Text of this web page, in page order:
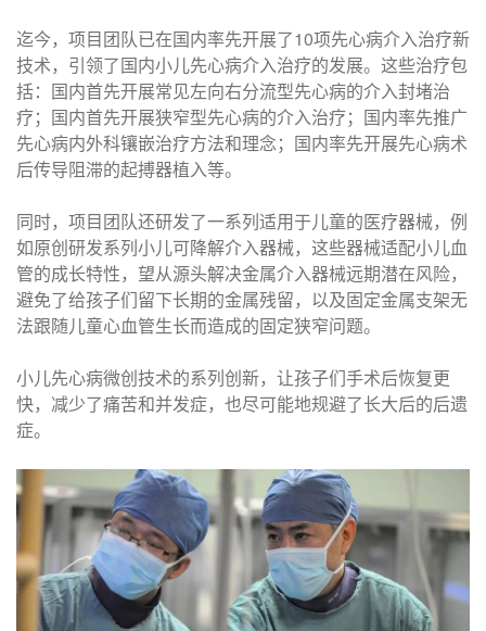
迄今，项目团队已在国内率先开展了10项先心病介入治疗新
技术，引领了国内小儿先心病介入治疗的发展。这些治疗包
括：国内首先开展常见左向右分流型先心病的介入封堵治
疗；国内首先开展狭窄型先心病的介入治疗；国内率先推广
先心病内外科镶嵌治疗方法和理念；国内率先开展先心病术
后传导阻滞的起搏器植入等。
同时，项目团队还研发了一系列适用于儿童的医疗器械，例
如原创研发系列小儿可降解介入器械，这些器械适配小儿血
管的成长特性，望从源头解决金属介入器械远期潜在风险，
避免了给孩子们留下长期的金属残留，以及固定金属支架无
法跟随儿童心血管生长而造成的固定狭窄问题。
小儿先心病微创技术的系列创新，让孩子们手术后恢复更
快，减少了痛苦和并发症，也尽可能地规避了长大后的后遗
症。